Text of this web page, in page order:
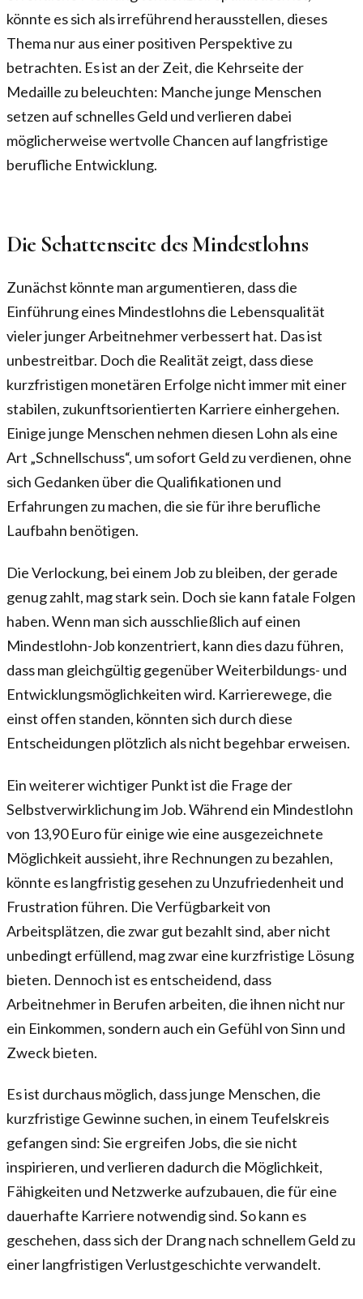
könnte es sich als irreführend herausstellen, dieses
Thema nur aus einer positiven Perspektive zu
betrachten. Es ist an der Zeit, die Kehrseite der
Medaille zu beleuchten: Manche junge Menschen
setzen auf schnelles Geld und verlieren dabei
möglicherweise wertvolle Chancen auf langfristige
berufliche Entwicklung.
Die Schattenseite des Mindestlohns
Zunächst könnte man argumentieren, dass die
Einführung eines Mindestlohns die Lebensqualität
vieler junger Arbeitnehmer verbessert hat. Das ist
unbestreitbar. Doch die Realität zeigt, dass diese
kurzfristigen monetären Erfolge nicht immer mit einer
stabilen, zukunftsorientierten Karriere einhergehen.
Einige junge Menschen nehmen diesen Lohn als eine
Art „Schnellschuss“, um sofort Geld zu verdienen, ohne
sich Gedanken über die Qualifikationen und
Erfahrungen zu machen, die sie für ihre berufliche
Laufbahn benötigen.
Die Verlockung, bei einem Job zu bleiben, der gerade
genug zahlt, mag stark sein. Doch sie kann fatale Folgen
haben. Wenn man sich ausschließlich auf einen
Mindestlohn-Job konzentriert, kann dies dazu führen,
dass man gleichgültig gegenüber Weiterbildungs- und
Entwicklungsmöglichkeiten wird. Karrierewege, die
einst offen standen, könnten sich durch diese
Entscheidungen plötzlich als nicht begehbar erweisen.
Ein weiterer wichtiger Punkt ist die Frage der
Selbstverwirklichung im Job. Während ein Mindestlohn
von 13,90 Euro für einige wie eine ausgezeichnete
Möglichkeit aussieht, ihre Rechnungen zu bezahlen,
könnte es langfristig gesehen zu Unzufriedenheit und
Frustration führen. Die Verfügbarkeit von
Arbeitsplätzen, die zwar gut bezahlt sind, aber nicht
unbedingt erfüllend, mag zwar eine kurzfristige Lösung
bieten. Dennoch ist es entscheidend, dass
Arbeitnehmer in Berufen arbeiten, die ihnen nicht nur
ein Einkommen, sondern auch ein Gefühl von Sinn und
Zweck bieten.
Es ist durchaus möglich, dass junge Menschen, die
kurzfristige Gewinne suchen, in einem Teufelskreis
gefangen sind: Sie ergreifen Jobs, die sie nicht
inspirieren, und verlieren dadurch die Möglichkeit,
Fähigkeiten und Netzwerke aufzubauen, die für eine
dauerhafte Karriere notwendig sind. So kann es
geschehen, dass sich der Drang nach schnellem Geld zu
einer langfristigen Verlustgeschichte verwandelt.